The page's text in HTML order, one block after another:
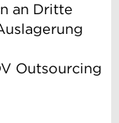
an Dritte
Outsourcing